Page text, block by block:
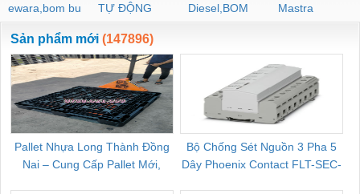
ewara,bom bu
ewara
TỰ ĐỘNG
Diesel,BOM
CHUA CHAY
Mastra
Sản phẩm mới (147896)
Pallet Nhựa Long Thành Đồng
Nai – Cung Cấp Pallet Mới,
Bộ Chống Sét Nguồn 3 Pha 5
Dây Phoenix Contact FLT-SEC-